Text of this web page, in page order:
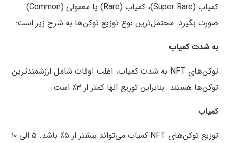
کمیاب (Super Rare)، کمیاب (Rare) یا معمولی (Common)
صورت بگیرد. محتمل‌ترین نوع توزیع توکن‌ها به شرح زیر است:
به شدت کمیاب
توکن‌های NFT به شدت کمیاب، اغلب اوقات شامل ارزشمندترین
توکن‌ها هستند. بنابراین توزیع آنها کمتر از ۳٪ است.
کمیاب
توزیع توکن‌های NFT کمیاب می‌تواند بیشتر از ۵٪ باشد. ۵ الی ۱۰